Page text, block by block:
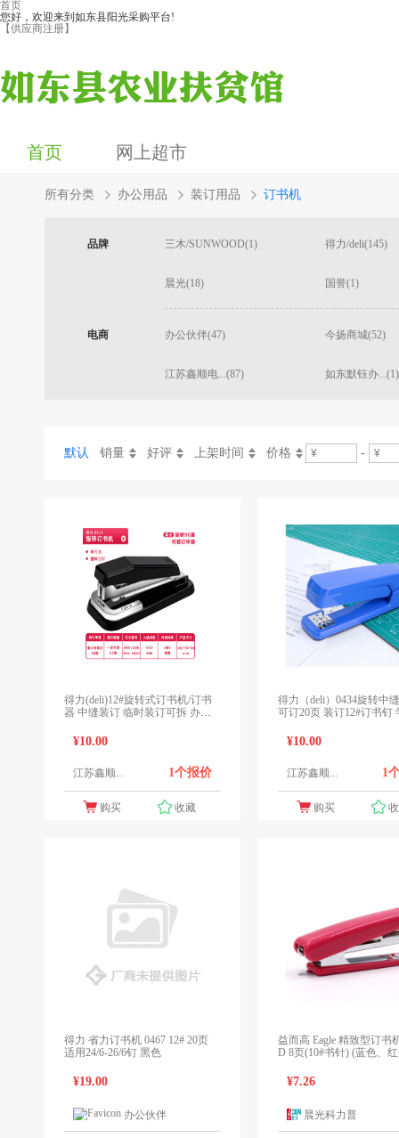
首页
您好，欢迎来到如东县阳光采购平台!
【供应商注册】
首页 网上超市
所有分类 办公用品 装订用品 订书机
品牌 三木/SUNWOOD(1) 得力/deli(145)
晨光(18) 国誉(1)
电商 办公伙伴(47) 今扬商城(52)
江苏鑫顺电...(87) 如东默钰办...(1)
默认 销量 好评 上架时间 价格 -
得力(deli)12#旋转式订书机/订书
器 中缝装订 临时装订可拆 办公
¥10.00
江苏鑫顺... 1个报价
购买 收藏
得力（deli）0434旋转中
可订20页 装订12#订书钉
¥10.00
江苏鑫顺... 1
购买
得力 省力订书机 0467 12# 20页
适用24/6-26/6钉 黑色
¥19.00
办公伙伴
益而高 Eagle 精致型订书
D 8页(10#书针) (蓝色、
机)¥7.26
晨光科力普